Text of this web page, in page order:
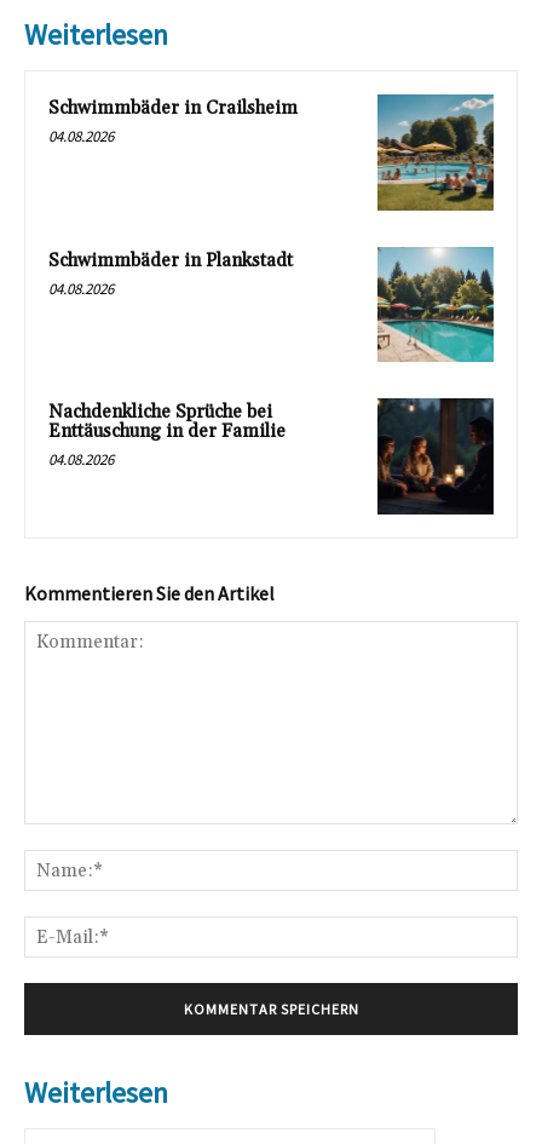
Weiterlesen
Schwimmbäder in Crailsheim
04.08.2026
Schwimmbäder in Plankstadt
04.08.2026
Nachdenkliche Sprüche bei
Enttäuschung in der Familie
04.08.2026
Kommentieren Sie den Artikel
Weiterlesen